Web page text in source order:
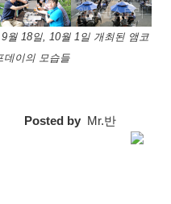
월 18일, 10월 1일 개최된 앰코
데이의 모습들
Posted by Mr.반